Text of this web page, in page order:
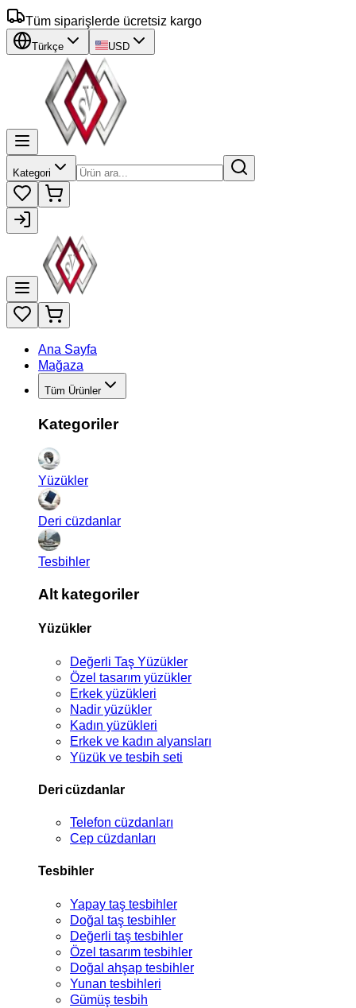
Tüm siparişlerde ücretsiz kargo
Türkçe USD
Kategori
Ana Sayfa
Mağaza
Tüm Ürünler
Kategoriler
Yüzükler
Deri cüzdanlar
Tesbihler
Alt kategoriler
Yüzükler
Değerli Taş Yüzükler
Özel tasarım yüzükler
Erkek yüzükleri
Nadir yüzükler
Kadın yüzükleri
Erkek ve kadın alyansları
Yüzük ve tesbih seti
Deri cüzdanlar
Telefon cüzdanları
Cep cüzdanları
Tesbihler
Yapay taş tesbihler
Doğal taş tesbihler
Değerli taş tesbihler
Özel tasarım tesbihler
Doğal ahşap tesbihler
Yunan tesbihleri
Gümüş tesbih